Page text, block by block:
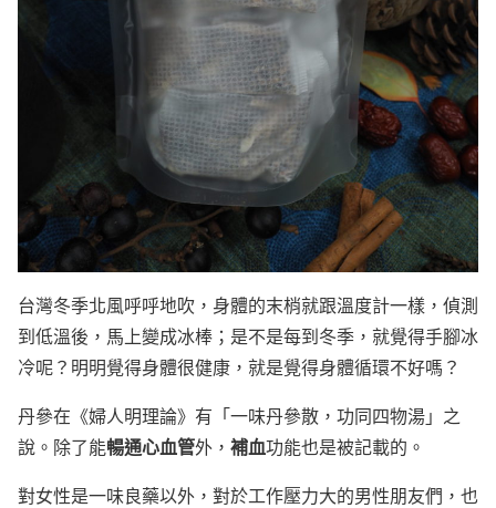
台灣冬季北風呼呼地吹，身體的末梢就跟溫度計一樣，偵測
到低溫後，馬上變成冰棒；是不是每到冬季，就覺得手腳冰
冷呢？明明覺得身體很健康 ，就是覺得身體循環不好嗎？
丹參在《婦人明理論》有「一味丹參散，功同四物湯」之
說。除了能暢通心血管外， 補血功能也是被記載的。
對女性是一味良藥以外，對於工作壓力大的男性朋友們，也